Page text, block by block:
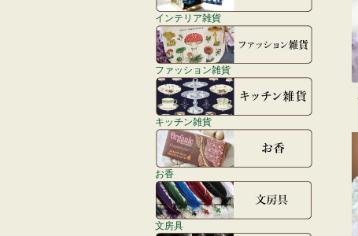
インテリア雑貨
ファッション雑貨
キッチン雑貨
お香
文房具